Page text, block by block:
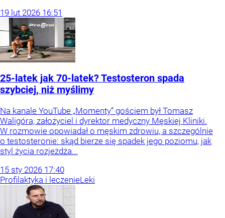
19 lut 2026 16:51
25-latek jak 70-latek? Testosteron spada
szybciej, niż myślimy
Na kanale YouTube „Momenty” gościem był Tomasz
Waligóra, założyciel i dyrektor medyczny Męskiej Kliniki.
W rozmowie opowiadał o męskim zdrowiu, a szczególnie
o testosteronie: skąd bierze się spadek jego poziomu, jak
styl życia rozjeżdża...
15 sty 2026 17:40
Profilaktyka i leczenieLeki